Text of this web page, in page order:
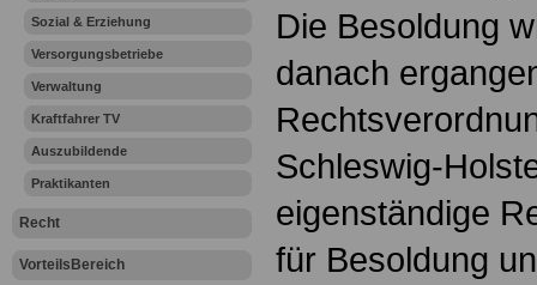
Sozial & Erziehung
Versorgungsbetriebe
Verwaltung
Kraftfahrer TV
Auszubildende
Praktikanten
Recht
VorteilsBereich
Die Besoldung
danach
Schleswig-
eigenständige
für Besoldung